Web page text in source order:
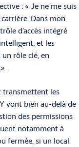
: « Je ne me suis
Dans mon
d’accès intégré
et les
rôle clé, en
transmettent les
vont bien au-delà de
des permissions
notam­ment à
fermée, si un local